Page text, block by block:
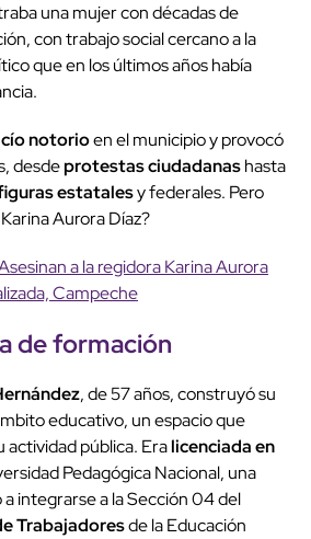
una mujer con décadas de
con trabajo social cercano a la
que en los últimos años había
notorioen el municipio y provocó
desdeprotestas ciudadanashasta
estatalesy federales. Pero
Aurora Díaz?
a la regidora Karina Aurora
Campeche
de formación
, de 57 años, construyó su
educativo, un espacio que
actividad pública. Eralicenciada en
Pedagógica Nacional, una
integrarse a la Sección 04 del
Trabajadoresde la Educación